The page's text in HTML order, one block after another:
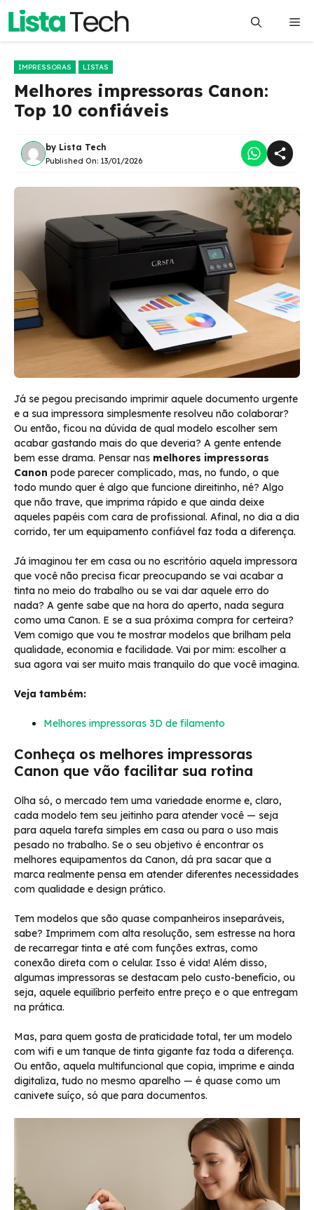
Pular
o
IMPRESSORAS LISTAS
Melhores impressoras Canon:
Top 10 confiáveis
by Lista Tech
Published On: 13/01/2026
Já se pegou precisando imprimir aquele documento urgente
e a sua impressora simplesmente resolveu não colaborar?
Ou então, ficou na dúvida de qual modelo escolher sem
acabar gastando mais do que deveria? A gente entende
bem esse drama. Pensar nas melhores impressoras
Canon pode parecer complicado, mas, no fundo, o que
todo mundo quer é algo que funcione direitinho, né? Algo
que não trave, que imprima rápido e que ainda deixe
aqueles papéis com cara de profissional. Afinal, no dia a dia
corrido, ter um equipamento confiável faz toda a diferença.
Já imaginou ter em casa ou no escritório aquela impressora
que você não precisa ficar preocupando se vai acabar a
tinta no meio do trabalho ou se vai dar aquele erro do
nada? A gente sabe que na hora do aperto, nada segura
como uma Canon. E se a sua próxima compra for certeira?
Vem comigo que vou te mostrar modelos que brilham pela
qualidade, economia e facilidade. Vai por mim: escolher a
sua agora vai ser muito mais tranquilo do que você imagina.
Veja também:
Melhores impressoras 3D de filamento
Conheça os melhores impressoras
Canon que vão facilitar sua rotina
Olha só, o mercado tem uma variedade enorme e, claro,
cada modelo tem seu jeitinho para atender você — seja
para aquela tarefa simples em casa ou para o uso mais
pesado no trabalho. Se o seu objetivo é encontrar os
melhores equipamentos da Canon, dá pra sacar que a
marca realmente pensa em atender diferentes necessidades
com qualidade e design prático.
Tem modelos que são quase companheiros inseparáveis,
sabe? Imprimem com alta resolução, sem estresse na hora
de recarregar tinta e até com funções extras, como
conexão direta com o celular. Isso é vida! Além disso,
algumas impressoras se destacam pelo custo-benefício, ou
seja, aquele equilíbrio perfeito entre preço e o que entregam
na prática.
Mas, para quem gosta de praticidade total, ter um modelo
com wifi e um tanque de tinta gigante faz toda a diferença.
Ou então, aquela multifuncional que copia, imprime e ainda
digitaliza, tudo no mesmo aparelho — é quase como um
canivete suíço, só que para documentos.